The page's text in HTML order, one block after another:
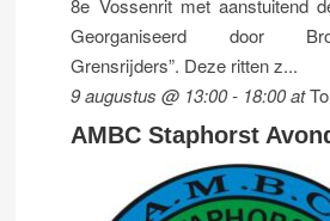
8e Vossenrit met aanstuitend
Georganiseerd door
Grensrijders”. Deze ritten z...
9 augustus @ 13:00- 18:00at
AMBC Staphorst